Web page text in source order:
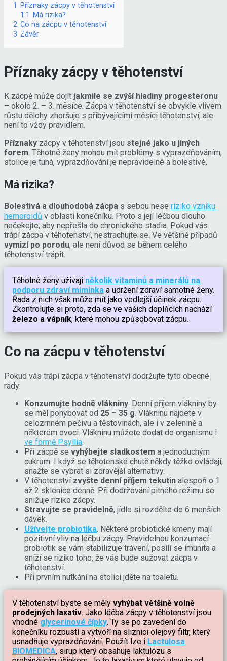
1
Příznaky zácpy v těhotenství
1.1
Má rizika?
2 Co na zácpu v těhotenství
3 Závěr
Příznaky zácpy v těhotenství
K zácpě může dojít jakmile se zvýší hladiny progesteronu
– okolo 2. – 3. měsíce. Zácpa v těhotenství se obvykle vlivem
růstu dělohy zhoršuje s přibývajícími měsíci těhotenství, ale
není to vždy pravidlem.
Příznaky zácpy v těhotenství jsou stejné jako u jiných
forem. Těhotné ženy mohou mít problémy s vyprazdňováním,
stolice je tuhá, vyprazdňování je nepravidelné a bolestivé.
Má rizika?
Bolestivá a dlouhodobá zácpa s sebou nese riziko vzniku
hemoroidů v oblasti konečníku. Proto s její léčbou dlouho
nečekejte, aby nepřešla do chronického stadia. Pokud vás
trápí zácpa v těhotenství, nestrachujte se. Ve většině případů
vymizí po porodu, ale není důvod se během celého
těhotenství trápit.
Těhotné ženy užívají několik vitaminů a minerálů na
podporu zdraví miminka a udržení zdraví samotné ženy.
Řada z nich však může mít jako vedlejší účinek zácpu.
Zkontrolujte si proto, zda se ve vašich doplňcích nachází
železo a vápník, které mohou způsobovat zácpu.
Co na zácpu v těhotenství
Pokud vás trápí zácpa v těhotenství dodržujte tyto obecné
rady:
Konzumujte hodně vlákniny . Denní příjem vlákniny by
se měl pohybovat od 25 – 35 g . Vlákninu najdete v
celozrnném pečivu a těstovinách, ale i v zelenině a
některém ovoci. Vlákninu můžete dodat do organismu i
ve formě Psyllia
Při zácpě se vyhýbejte sladkostem a jednoduchým
cukrům. I když se těhotenské chutě někdy těžko ovládají,
snažte se vybrat si zdravější alternativy.
V těhotenství zvyšte denní příjem tekutin alespoň o 1
až 2 sklenice denně. Při dodržování pitného režimu se
snižuje riziko zácpy.
Stravujte se pravidelně, jídlo si rozdělte do 6 menších
dávek.
Užívejte probiotika . Některé probiotické kmeny mají
pozitivní vliv na léčbu zácpy. Pravidelnou konzumací
probiotik se vám stabilizuje trávení, posílí se imunita a
sníží se riziko toho, že vás bude sužovat zácpa v
těhotenství.
Při prvním nutkání na stolici jděte na toaletu.
V těhotenství byste se měly vyhýbat většině volně
prodejných laxativ. Jako léčba zácpy v těhotenství jsou
vhodné glycerinové čípky. Ty se po zavedení do
konečníku rozpustí a vytvoří na sliznici olejový filtr, který
usnadňuje vyprazdňování. Použít lze i Lactulosa
BIOMEDICA, sirup který obsahuje laktulózu s